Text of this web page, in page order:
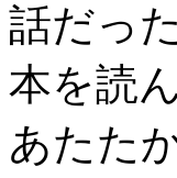
話だっ
本を読
あたた